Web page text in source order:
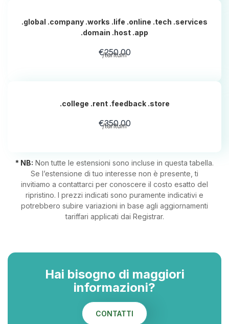
.global .company .works .life .online .tech .services
.domain .host .app
€250.00
/tantum
.college .rent .feedback .store
€350.00
/tantum
* NB: Non tutte le estensioni sono incluse in questa tabella.
Se l’estensione di tuo interesse non è presente, ti
invitiamo a contattarci per conoscere il costo esatto del
ripristino. I prezzi indicati sono puramente indicativi e
potrebbero subire variazioni in base agli aggiornamenti
tariffari applicati dai Registrar.
Hai bisogno di maggiori
informazioni?
CONTATTI